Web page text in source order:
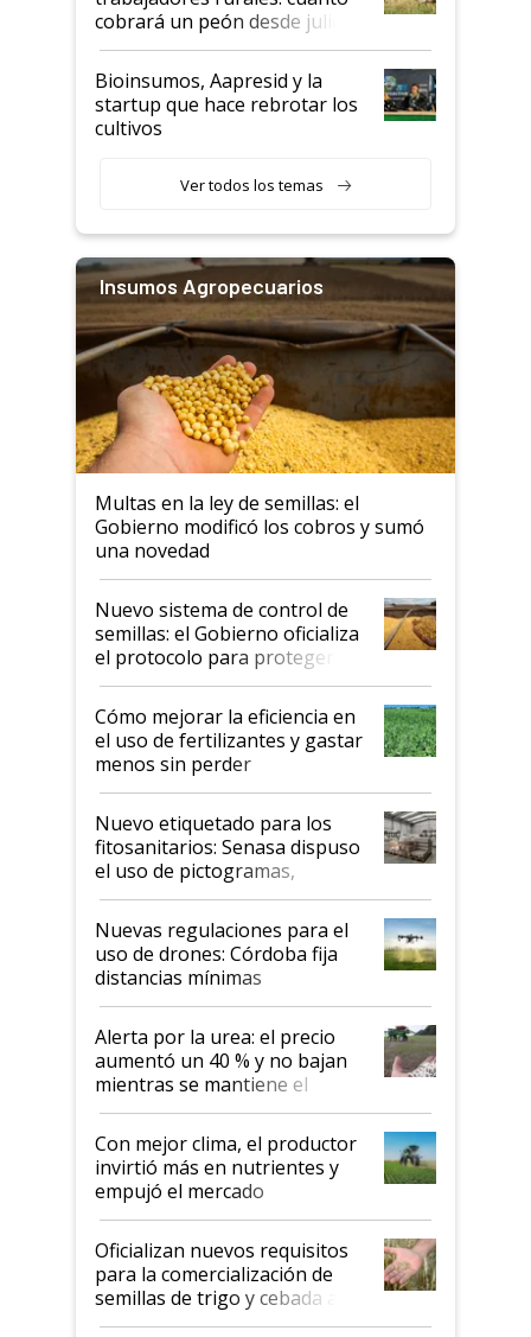
cobrará un peón desde julio
Bioinsumos, Aapresid y la
startup que hace rebrotar los
cultivos
Ver todos los temas
Insumos Agropecuarios
Multas en la ley de semillas: el
Gobierno modificó los cobros y sumó
una novedad
Nuevo sistema de control de
semillas: el Gobierno oficializa
el protocolo para proteger la
propiedad intelectual
Cómo mejorar la eficiencia en
el uso de fertilizantes y gastar
menos sin perder
productividad en la campaña
fina
Nuevo etiquetado para los
fitosanitarios: Senasa dispuso
el uso de pictogramas,
palabras de advertencia e
indicaciones
Nuevas regulaciones para el
uso de drones: Córdoba fija
distancias mínimas
Alerta por la urea: el precio
aumentó un 40 % y no bajan
mientras se mantiene el
conflicto en Medio Oriente
Con mejor clima, el productor
invirtió más en nutrientes y
empujó el mercado
Oficializan nuevos requisitos
para la comercialización de
semillas de trigo y cebada a
granel